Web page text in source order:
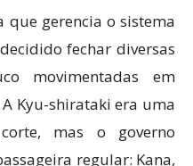
que gerencia o sistema
fechar diversas
movimentadas em
Kyu-shirataki era uma
mas o governo
regular: Kana,